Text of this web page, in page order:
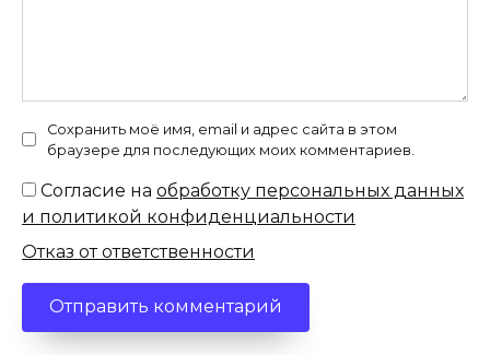
Сохранить моё имя, email и адрес сайта в этом
браузере для последующих моих комментариев.
Согласие на обработку персональных данных
и политикой конфиденциальности
Отказ от ответственности